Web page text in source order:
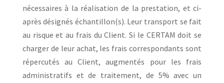
nécessaires à la réalisation de la prestation, et ci-
après désignés échantillon(s). Leur transport se fait
au risque et au frais du Client. Si le CERTAM doit se
charger de leur achat, les frais correspondants sont
répercutés au Client, augmentés pour les frais
administratifs et de traitement, de 5% avec un